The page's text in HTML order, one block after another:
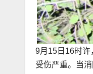
9月15日16时许
受伤严重。当